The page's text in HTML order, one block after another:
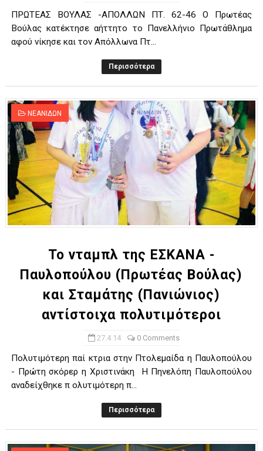
ΠΡΩΤΕΑΣ ΒΟΥΛΑΣ -ΑΠΟΛΛΩΝ ΠΤ. 62-46 Ο Πρωτέας
Βούλας κατέκτησε αήττητο το Πανελλήνιο Πρωτάθλημα
αφού νίκησε και τον Απόλλωνα Πτ...
Περισσότερα
ΝΕΑΝΙΔΩΝ
Το νταμπλ της ΕΣΚΑΝΑ -
Παυλοπούλου (Πρωτέας Βούλας)
και Σταμάτης (Πανιώνιος)
αντίστοιχα πολυτιμότεροι
27.4.14 0 Comments
Πολυτιμότερη παί κτρια στην Πτολεμαίδα η Παυλοπούλου
- Πρώτη σκόρερ η Χριστινάκη Η Πηνελόπη Παυλοπούλου
αναδείχθηκε π ολυτιμότερη π...
Περισσότερα